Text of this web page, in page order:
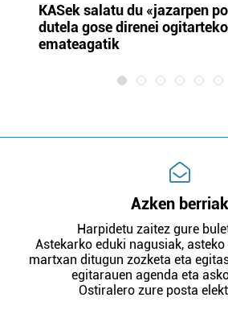
KASek salatu du «jazarpen
dutela gose direnei
emateagatik
Azken berriak
Harpidetu zaitez gure
Astekarko eduki nagusiak,
martxan ditugun zozketa eta
egitarauen agenda eta
Ostiralero zure posta